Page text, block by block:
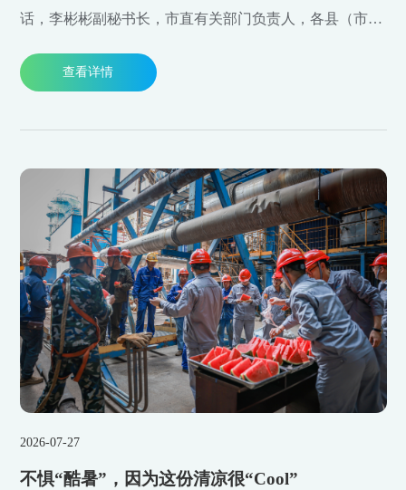
话，李彬彬副秘书长，市直有关部门负责人，各县（市、
责人，部分省级（重点）企业研究院、拟申报省级（重
查看详情
2026-07-27
不惧“酷暑”，因为这份清凉很“Cool”